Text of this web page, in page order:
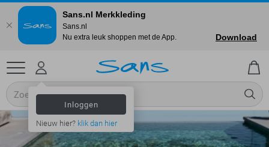
Inloggen
Nieuw hier? klik dan hier
Sans.nl Merkkleding
Sans.nl
Nu extra leuk shoppen met de App.
Download